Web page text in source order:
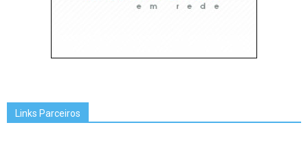
Links Parceiros